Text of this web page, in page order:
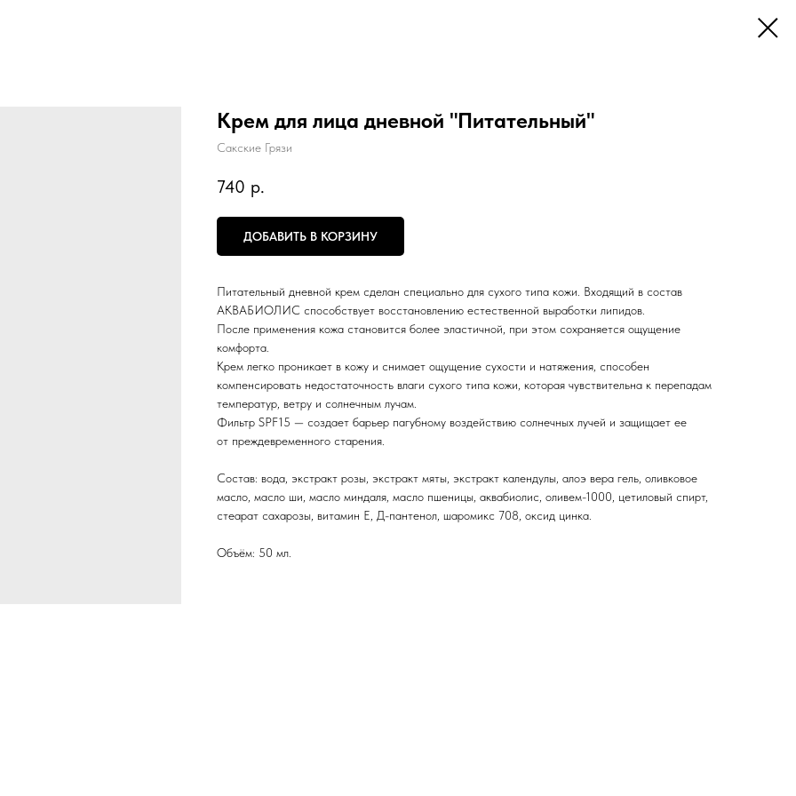
Крем для лица дневной "Питательный"
Сакские Грязи
740 р.
ДОБАВИТЬ В КОРЗИНУ
Питательный дневной крем сделан специально для сухого типа кожи. Входящий в состав
АКВАБИОЛИС способствует восстановлению естественной выработки липидов.
После применения кожа становится более эластичной, при этом сохраняется ощущение
комфорта.
Крем легко проникает в кожу и снимает ощущение сухости и натяжения, способен
компенсировать недостаточность влаги сухого типа кожи, которая чувствительна к перепадам
температур, ветру и солнечным лучам.
Фильтр SPF15 — создает барьер пагубному воздействию солнечных лучей и защищает ее
от преждевременного старения.
Состав: вода, экстракт розы, экстракт мяты, экстракт календулы, алоэ вера гель, оливковое
масло, масло ши, масло миндаля, масло пшеницы, аквабиолис, оливем-1000, цетиловый спирт,
стеарат сахарозы, витамин Е, Д-пантенол, шаромикс 708, оксид цинка.
Объём: 50 мл.